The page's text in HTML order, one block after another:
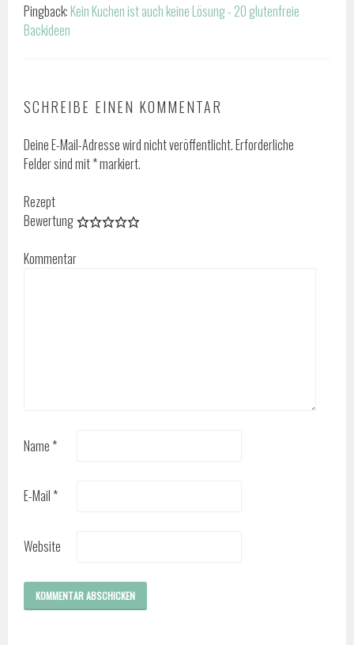
Pingback: Kein Kuchen ist auch keine Lösung - 20 glutenfreie
Backideen
SCHREIBE EINEN KOMMENTAR
Deine E-Mail-Adresse wird nicht veröffentlicht.Erforderliche
Felder sind mit*markiert.
Rezept
Bewertung
Kommentar
Name *
E-Mail *
Website